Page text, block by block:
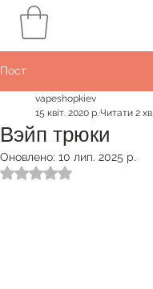
Пост
Вэйп трюки
vapeshopkiev
15 квіт. 2020 р. Читати 2 хв
Оновлено: 10 лип. 2025 р.
Оцінка: NaN з 5 зірок.